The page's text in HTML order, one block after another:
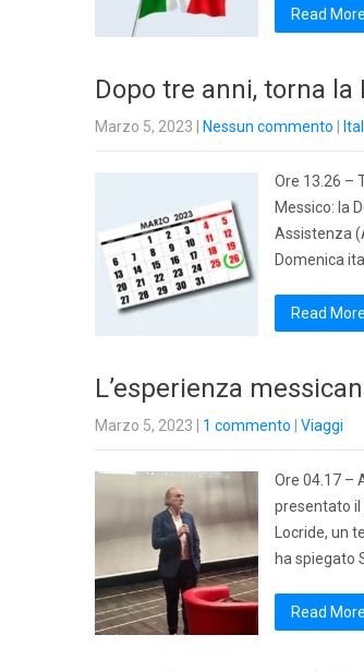
Read More
Dopo tre anni, torna
Marzo 5, 2023 Nessun commento
Ore 13.26 –
Messico: la
Assistenza
Domenica
Read More
L’esperienza
Marzo 5, 2023 1 commento Viaggi
Ore 04.17 –
presentato il
Locride, un
ha spiegato
Read More